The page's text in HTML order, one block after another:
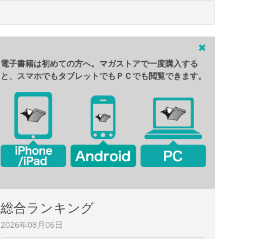
電子書籍は初めての方へ。マガストアで一度購入する
と、スマホでもタブレットでもＰＣでも閲覧できます。
総合ランキング
2026年08月06日